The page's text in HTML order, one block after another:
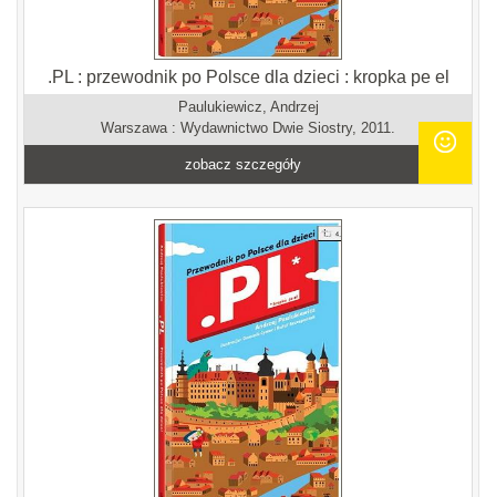
.PL : przewodnik po Polsce dla dzieci : kropka pe el
Paulukiewicz, Andrzej
Warszawa : Wydawnictwo Dwie Siostry, 2011.
zobacz szczegóły